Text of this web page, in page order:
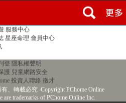
服務中心
星座命理 會員中心
登 隱私權聲明
護 兒童網路安全
投資人聯絡 徵才
有、轉載必究‧Copyright PChome Online
are trademarks of PChome Online Inc.